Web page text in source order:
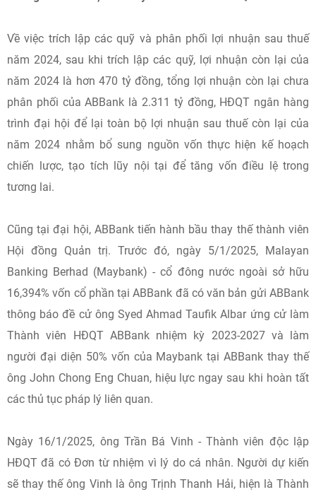
Về việc trích lập các quỹ và phân phối lợi nhuận sau thuế
năm 2024, sau khi trích lập các quỹ, lợi nhuận còn lại của
năm 2024 là hơn 470 tỷ đồng, tổng lợi nhuận còn lại chưa
phân phối của ABBank là 2.311 tỷ đồng, HĐQT ngân hàng
trình đại hội để lại toàn bộ lợi nhuận sau thuế còn lại của
năm 2024 nhằm bổ sung nguồn vốn thực hiện kế hoạch
chiến lược, tạo tích lũy nội tại để tăng vốn điều lệ trong
tương lai.
Cũng tại đại hội, ABBank tiến hành bầu thay thế thành viên
Hội đồng Quản trị. Trước đó, ngày 5/1/2025, Malayan
Banking Berhad (Maybank) - cổ đông nước ngoài sở hữu
16,394% vốn cổ phần tại ABBank đã có văn bản gửi ABBank
thông báo đề cử ông Syed Ahmad Taufik Albar ứng cử làm
Thành viên HĐQT ABBank nhiệm kỳ 2023-2027 và làm
người đại diện 50% vốn của Maybank tại ABBank thay thế
ông John Chong Eng Chuan, hiệu lực ngay sau khi hoàn tất
các thủ tục pháp lý liên quan.
Ngày 16/1/2025, ông Trần Bá Vinh - Thành viên độc lập
HĐQT đã có Đơn từ nhiệm vì lý do cá nhân. Người dự kiến
sẽ thay thế ông Vinh là ông Trịnh Thanh Hải, hiện là Thành